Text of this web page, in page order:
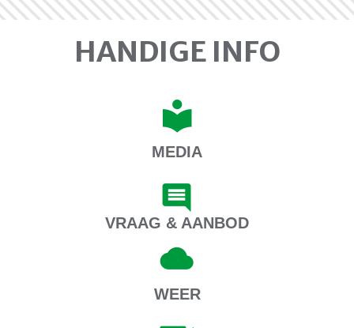
HANDIGE INFO
MEDIA
VRAAG & AANBOD
WEER